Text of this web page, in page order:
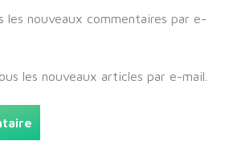
les nouveaux commentaires par e-
les nouveaux articles par e-mail.